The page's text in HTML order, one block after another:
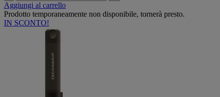
Aggiungi al carrello
Prodotto temporaneamente non disponibile, tornerà presto.
IN SCONTO!